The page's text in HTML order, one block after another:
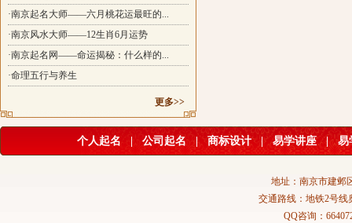
·南京起名大师——六月桃花运最旺的...
·南京风水大师——12生肖6月运势
·南京起名网——命运揭秘：什么样的...
·命理五行与养生
更多>>
个人起名 公司起名 | 商标设计 | 易学讲座 | 易
地址：南京市建邺
交通路线：地铁2号线
QQ咨询：